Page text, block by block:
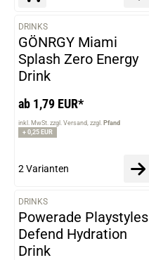
VARIANTEN
DRINKS
GÖNRGY Miami
Splash Zero Energy
Drink
ab 1,79 EUR*
inkl. MwSt. zzgl. Versand zzgl. Pfand
+ 0,25 EUR
2 Varianten
VARIANTEN
DRINKS
Powerade Playstyles
Defend Hydration
Drink